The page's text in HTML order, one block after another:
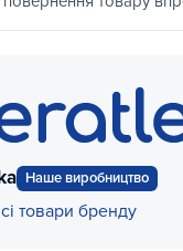
Наше виробництво
товари бренду